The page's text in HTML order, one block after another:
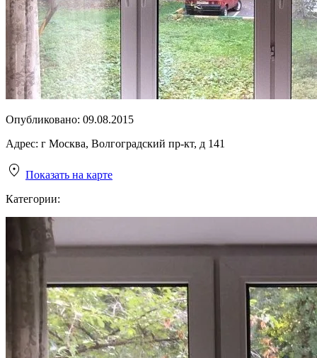
Опубликовано: 09.08.2015
Адрес: г Москва, Волгоградский пр-кт, д 141
Показать на карте
Категории: